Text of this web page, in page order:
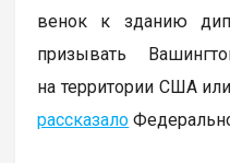
венок к зданию
призывать
на территории США
рассказало